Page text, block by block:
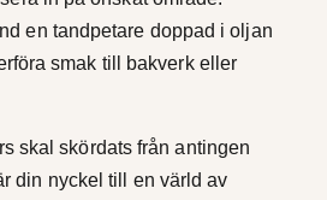
en tandpetare doppad i oljan
smak till bakverk eller
skal skördats från antingen
din nyckel till en värld av